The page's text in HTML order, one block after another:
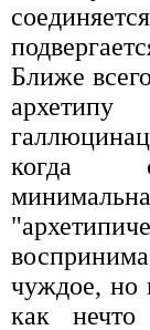
Ближе
архетипу
когда
чуждое, но
как нечто